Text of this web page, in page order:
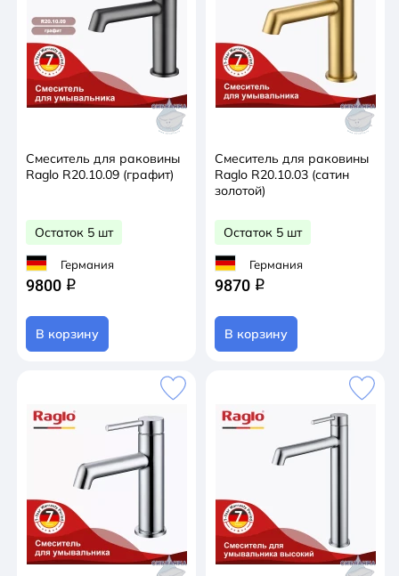
Смеситель для раковины
Raglo R20.10.09 (графит)
Остаток 5 шт
Германия
9800 q
В корзину
Смеситель для раковины
Raglo R20.10.03 (сатин
золотой)
Остаток 5 шт
Германия
9870 q
В корзину